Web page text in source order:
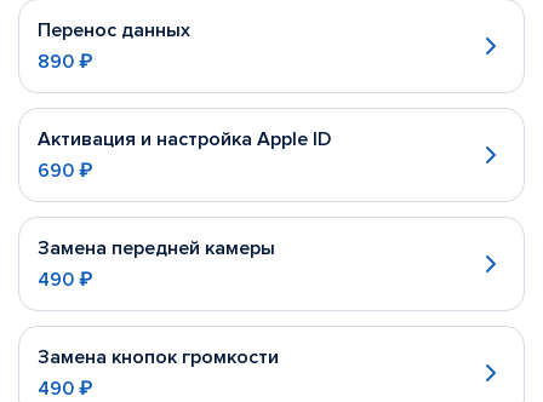
Перенос данных
890 ₽
Активация и настройка Apple ID
690 ₽
Замена передней камеры
490 ₽
Замена кнопок громкости
490 ₽